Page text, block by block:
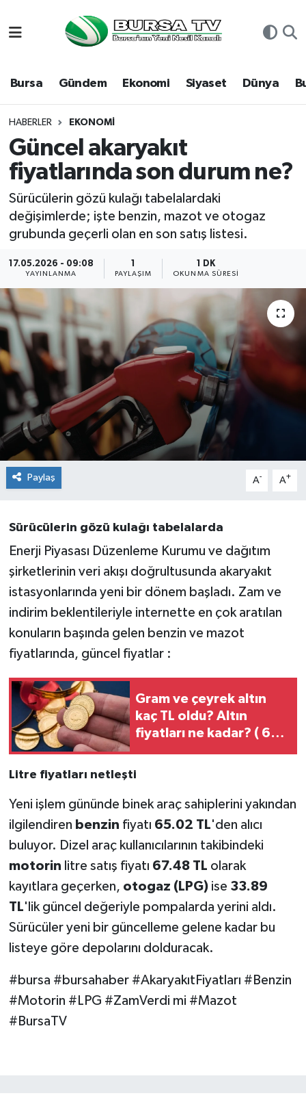
Bursa Gündem Ekonomi Siyaset Dünya
HABERLER EKONOMI
Güncel akaryakıt
fiyatlarında son durum ne?
Sürücülerin gözü kulağı tabelalardaki
değişimlerde; işte benzin, mazot ve otogaz
grubunda geçerli olan en son satış listesi.
17.05.2026 - 09:08
YAYINLANMA
1
PAYLAŞIM
1 DK
OKUNMA SÜRESI
Paylaş A- A+
Sürücülerin gözü kulağı tabelalarda
Enerji Piyasası Düzenleme Kurumu ve dağıtım
şirketlerinin veri akışı doğrultusunda akaryakıt
istasyonlarında yeni bir dönem başladı. Zam ve
indirim beklentileriyle internette en çok aratılan
konuların başında gelen benzin ve mazot
fiyatlarında, güncel fiyatlar :
Gram ve çeyrek altın
kaç TL oldu? Altın
fiyatları ne kadar? ( 6
Litre fiyatları netleşti
Yeni işlem gününde binek araç sahiplerini yakından
ilgilendiren benzin fiyatı 65.02 TL'den alıcı
buluyor. Dizel araç kullanıcılarının takibindeki
motorin litre satış fiyatı 67.48 TL olarak
kayıtlara geçerken, otogaz (LPG)ise 33.89
TL'lik güncel değeriyle pompalarda yerini aldı.
Sürücüler yeni bir güncelleme gelene kadar bu
listeye göre depolarını dolduracak.
#bursa #bursahaber #AkaryakıtFiyatları #Benzin
#Motorin #LPG #ZamVerdi mi #Mazot
#BursaTV
Bursa
Dünya
Eğitim
Ekonomi
Genel
Gündem
Magazin
Sağlık
Siyaset
Spor
Teknoloji
Türkiye
Hava Durumu
Namaz Vakitleri
Trafik Durumu
Süper Lig Puan Durumu ve Fikstür
Tüm Manşetler
Son Dakika Haberleri
Haber Arşivi